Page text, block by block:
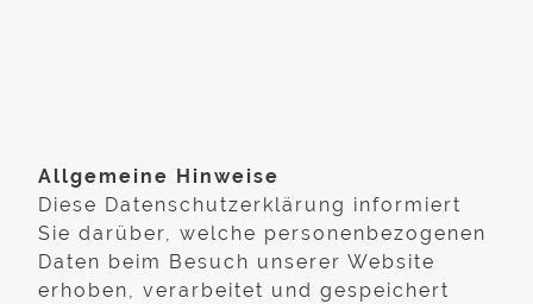
Allgemeine Hinweise
Diese Datenschutzerklärung informiert
Sie darüber, welche personenbezogenen
Daten beim Besuch unserer Website
erhoben, verarbeitet und gespeichert